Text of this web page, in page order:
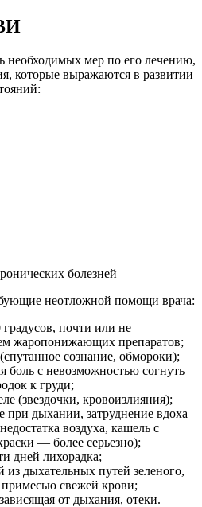
мер по его лечению,
которые выражаются в развитии
болезней
неотложной помощи врача:
почти или не
жаропонижающих препаратов;
сознание, обмороки);
боль с невозможностью согнуть
к груди;
(звездочки, кровоизлияния);
при дыхании, затруднение вдоха
воздуха, кашель с
— более серьезно);
дней лихорадка;
из дыхательных путей зеленого,
примесью свежей крови;
от дыхания, отеки.